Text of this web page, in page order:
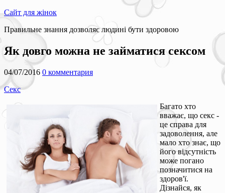
Сайт для жінок
Правильне знання дозволяє людині бути здоровою
Як довго можна не займатися сексом
04/07/2016 0 комментария
Секс
Багато хто
вважає, що секс -
це справа для
задоволення, але
мало хто знає, що
його відсутність
може погано
позначитися на
здоров'ї.
Дізнайся, як